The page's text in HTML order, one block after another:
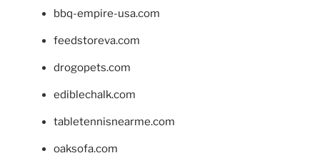
bbq-empire-usa.com
feedstoreva.com
drogopets.com
ediblechalk.com
tabletennisnearme.com
oaksofa.com